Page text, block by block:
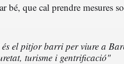
bé, que cal prendre mesures
és el pitjor barri per viure a
turisme i gentrificació"